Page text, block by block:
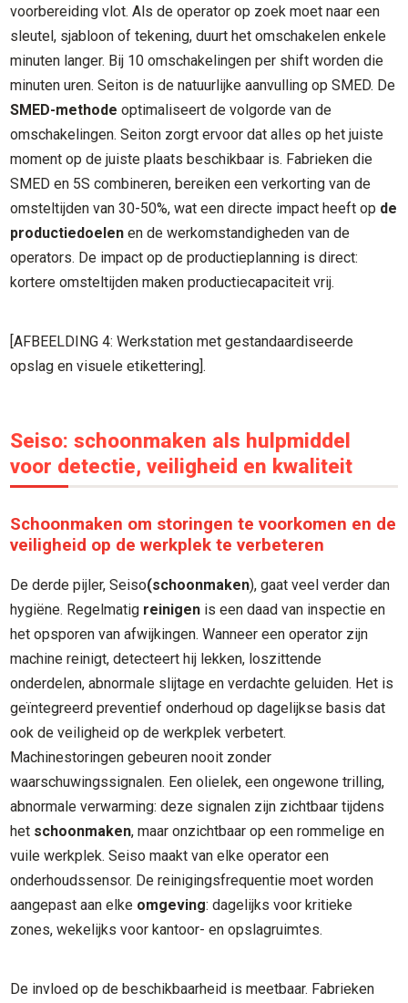
voorbereiding vlot. Als de operator op zoek moet naar een
sleutel, sjabloon of tekening, duurt het omschakelen enkele
minuten langer. Bij 10 omschakelingen per shift worden die
minuten uren. Seiton is de natuurlijke aanvulling op SMED. De
SMED-methode optimaliseert de volgorde van de
omschakelingen. Seiton zorgt ervoor dat alles op het juiste
moment op de juiste plaats beschikbaar is. Fabrieken die
SMED en 5S combineren, bereiken een verkorting van de
omsteltijden van 30-50%, wat een directe impact heeft op de
productiedoelen en de werkomstandigheden van de
operators. De impact op de productieplanning is direct:
kortere omsteltijden maken productiecapaciteit vrij.
[AFBEELDING 4: Werkstation met gestandaardiseerde
opslag en visuele etikettering].
Seiso: schoonmaken als hulpmiddel
voor detectie, veiligheid en kwaliteit
Schoonmaken om storingen te voorkomen en de
veiligheid op de werkplek te verbeteren
De derde pijler, Seiso(schoonmaken), gaat veel verder dan
hygiëne. Regelmatig reinigen is een daad van inspectie en
het opsporen van afwijkingen. Wanneer een operator zijn
machine reinigt, detecteert hij lekken, loszittende
onderdelen, abnormale slijtage en verdachte geluiden. Het is
geïntegreerd preventief onderhoud op dagelijkse basis dat
ook de veiligheid op de werkplek verbetert.
Machinestoringen gebeuren nooit zonder
waarschuwingssignalen. Een olielek, een ongewone trilling,
abnormale verwarming: deze signalen zijn zichtbaar tijdens
het schoonmaken, maar onzichtbaar op een rommelige en
vuile werkplek. Seiso maakt van elke operator een
onderhoudssensor. De reinigingsfrequentie moet worden
aangepast aan elke omgeving: dagelijks voor kritieke
zones, wekelijks voor kantoor- en opslagruimtes.
De invloed op de beschikbaarheid is meetbaar. Fabrieken